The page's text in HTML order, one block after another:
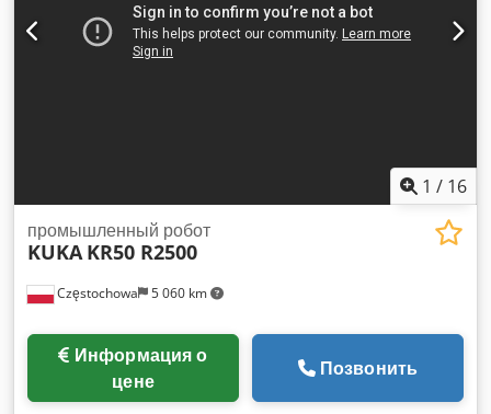
1 / 16
Częstochowa 5 060 km
промышленный робот
KUKA KR50 R2500
цене
Позвонить